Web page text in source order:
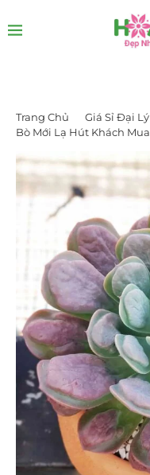
Trang Chủ Giá Sỉ Đại Lý
Bò Mới Lạ Hút Khách Mua